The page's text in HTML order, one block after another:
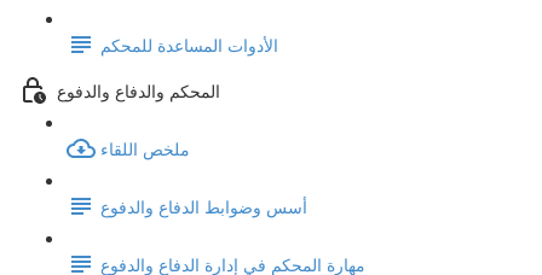
الأدوات المساعدة للمحكم
المحكم والدفاع والدفوع
ملخص اللقاء
أسس وضوابط الدفاع والدفوع
مهارة المحكم في إدارة الدفاع والدفوع